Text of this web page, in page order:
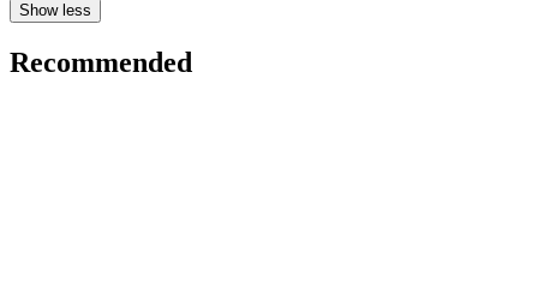
Show less
Recommended